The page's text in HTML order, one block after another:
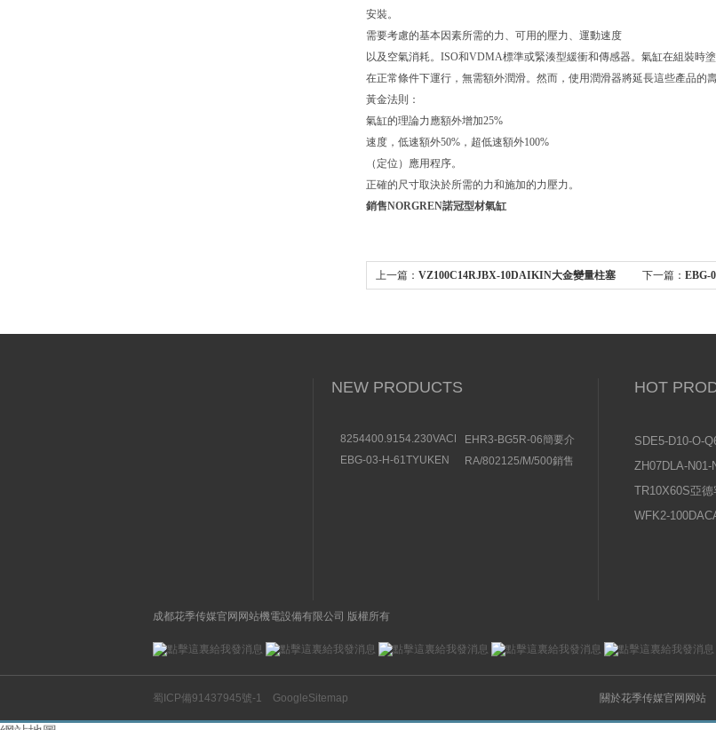
安裝。
需要考慮的基本因素所需的力、可用的壓力、運動速度
以及空氣消耗。ISO和VDMA標準或緊湊型緩衝和傳感器。氣缸在組裝時
在正常條件下運行，無需額外潤滑。然而，使用潤滑器將延長這些產品的壽
黃金法則：
氣缸的理論力應額外增加25%
速度，低速額外50%，超低速額外100%
（定位）應用程序。
正確的尺寸取決於所需的力和施加的力壓力。
銷售NORGREN諾冠型材氣缸
上一篇： VZ100C14RJBX-10DAIKIN大金變量柱塞 下一篇： EBG-
NEW PRODUCTS
8254400.9154.230VACBUSCHJOSTEHR3-BG5R-06簡要介
紹豐興TOYOOKI比例溢
EBG-03-H-61TYUKEN
RA/802125/M/500銷售
HOT
SDE5-D10-O-
P-KFESTO費斯
ZH07DLA-N01-
N01日本SMC真
TR10X60S亞德
軸氣缸常見問
WFK2-
成都花季传媒官网网站機電設備有限公司 版權所有
蜀ICP備91437945號-1 GoogleSitemap 關於花季传媒官网网站